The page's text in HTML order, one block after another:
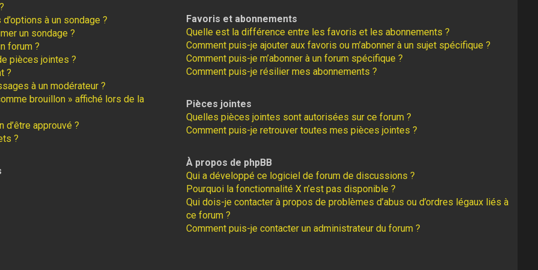
à un sondage ?
un sondage ?
forum ?
pièces jointes ?
?
à un modérateur ?
brouillon » affiché lors de la
approuvé ?
?
Favoris et abonnements
Quelle est la différence entre les favoris et les abonnements ?
Comment puis-je ajouter aux favoris ou m’abonner à un sujet spécifique ?
Comment puis-je m’abonner à un forum spécifique ?
Comment puis-je résilier mes abonnements ?
Pièces jointes
Quelles pièces jointes sont autorisées sur ce forum ?
Comment puis-je retrouver toutes mes pièces jointes ?
À propos de phpBB
Qui a développé ce logiciel de forum de discussions ?
Pourquoi la fonctionnalité X n’est pas disponible ?
Qui dois-je contacter à propos de problèmes d’abus ou d’ordres légaux liés à
ce forum ?
Comment puis-je contacter un administrateur du forum ?